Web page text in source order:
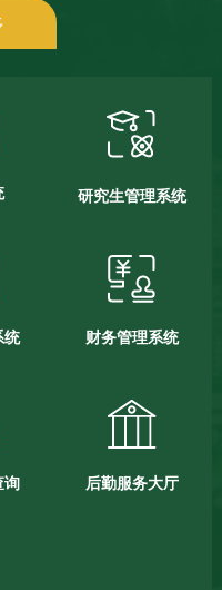
研究生管理系统
统 财务管理系统
询 后勤服务大厅